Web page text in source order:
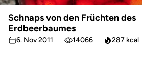
Schnaps von den Früchten des
Erdbeerbaumes
6. Nov 2011 14066 287 kcal